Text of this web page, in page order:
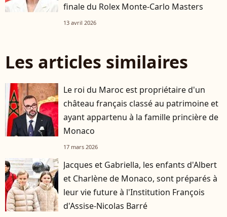
finale du Rolex Monte-Carlo Masters
13 avril 2026
Les articles similaires
Le roi du Maroc est propriétaire d'un
château français classé au patrimoine et
ayant appartenu à la famille princière de
Monaco
17 mars 2026
Jacques et Gabriella, les enfants d'Albert
et Charlène de Monaco, sont préparés à
leur vie future à l'Institution François
d'Assise-Nicolas Barré